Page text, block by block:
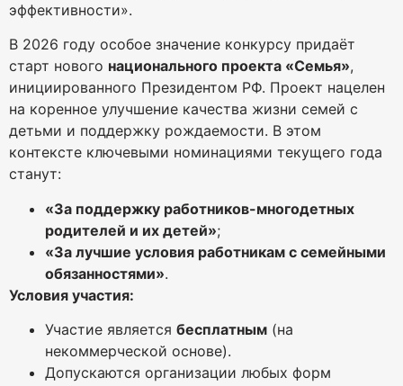
эффективности».
В 2026 году особое значение конкурсу придаёт
старт нового национального проекта «Семья»,
инициированного Президентом РФ. Проект нацелен
на коренное улучшение качества жизни семей с
детьми и поддержку рождаемости. В этом
контексте ключевыми номинациями текущего года
станут:
«За поддержку работников-многодетных
родителей и их детей»;
«За лучшие условия работникам с семейными
обязанностями».
Условия участия:
Участие является бесплатным (на
некоммерческой основе).
Допускаются организации любых форм